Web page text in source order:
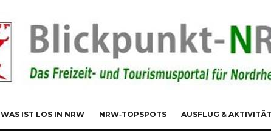
WAS IST LOS IN NRW NRW‑TOPSPOTS AUSFLUG &